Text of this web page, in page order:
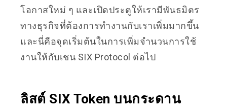
โอกาสใหม่ ๆ และเปิดประตูให้เรามีพันธมิตร
ทางธุรกิจที่ต้องการทำงานกับเราเพิ่มมากขึ้น
และนี่คือจุดเริ่มต้นในการเพิ่มจำนวนการใช้
งานให้กับเชน SIX Protocol ต่อไป
ลิสต์ SIX Token บนกระดาน